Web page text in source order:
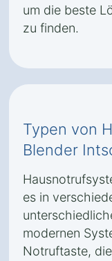
um die beste
zu finden.
Typen von
Blender
es in
modernen
Notruftaste,